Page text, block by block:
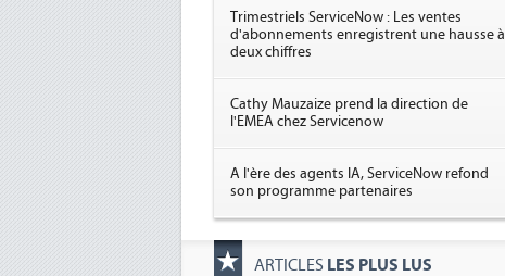
Trimestriels ServiceNow : Les ventes
d'abonnements enregistrent une hausse à
deux chiffres
Cathy Mauzaize prend la direction de
l'EMEA chez Servicenow
A l'ère des agents IA, ServiceNow refond
son programme partenaires
ARTICLES LES PLUS LUS